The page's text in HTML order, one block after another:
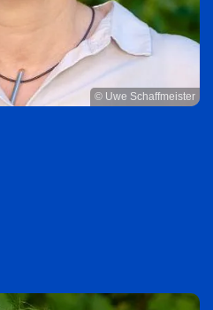
© Uwe Schaffmeister